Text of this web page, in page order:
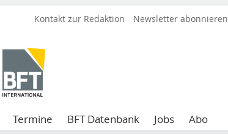
Kontakt zur Redaktion Newsletter abonnieren
Termine BFT Datenbank Jobs Abo